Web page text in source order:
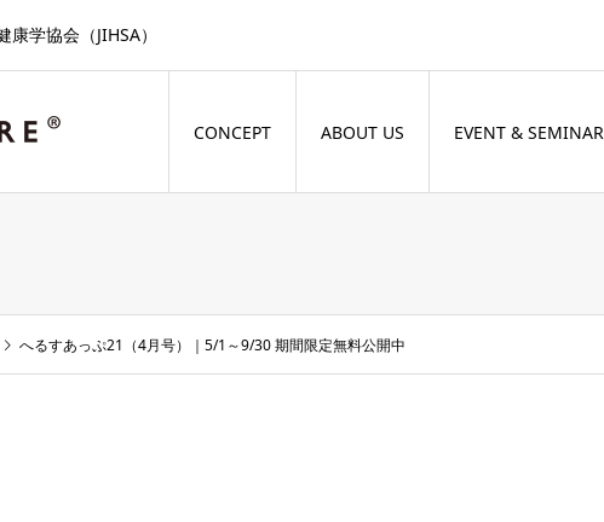
学協会（JIHSA）
CONCEPT ABOUT US EVENT & SEMINAR
へるすあっぷ21（4月号）｜5/1～9/30 期間限定無料公開中